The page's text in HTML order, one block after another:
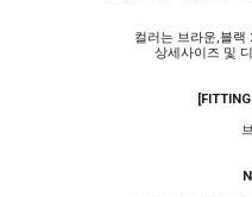
컬러는 브라운,블랙
상세사이즈 및